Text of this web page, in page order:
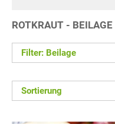
ROTKRAUT - BEILAGE
Filter: Beilage
Sortierung